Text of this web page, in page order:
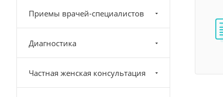
Приемы врачей-специалистов
Диагностика
Частная женская консультация